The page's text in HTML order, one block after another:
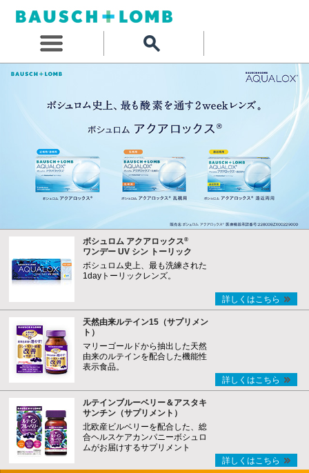
ボシュロム アクアロックス®
ワンデー UV シン トーリック
ボシュロム史上、最も洗練された
1dayトーリックレンズ。
詳しくはこちら
天然由来ルテイン15（サプリメン
ト）
マリーゴールドから抽出した天然
由来のルテインを配合した機能性
表示食品。
詳しくはこちら
ルテインブルーベリー＆アスタキ
サンチン（サプリメント）
北欧産ビルベリーを配合した、総
合ヘルスケアカンパニーボシュロ
ムがお届けするサプリメント
詳しくはこちら